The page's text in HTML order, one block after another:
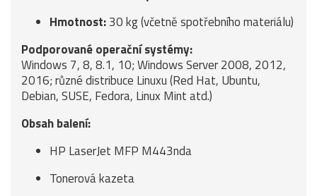
Hmotnost:30 kg (včetně spotřebního materiálu)
Podporované operační systémy:
Windows 7, 8, 8.1, 10; Windows Server 2008, 2012,
2016; různé distribuce Linuxu (Red Hat, Ubuntu,
Debian, SUSE, Fedora, Linux Mint atd.)
Obsah balení:
HP LaserJet MFP M443nda
Tonerová kazeta